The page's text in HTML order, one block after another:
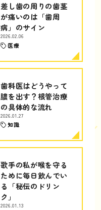
差し歯の周りの歯茎
が痛いのは「歯周
病」のサイン
2026.02.06
医療
歯科医はどうやって
膿を出す？根管治療
の具体的な流れ
2026.01.27
知識
歌手の私が喉を守る
ために毎日飲んでい
る「秘伝のドリン
ク」
2026.01.13